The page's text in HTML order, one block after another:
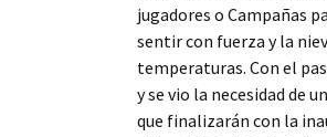
jugadores o Campañas
sentir con fuerza y la
temperaturas. Con el
y se vio la necesidad de
que finalizarán con la